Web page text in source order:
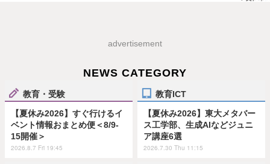
advertisement
NEWS CATEGORY
教育・受験
【夏休み2026】すぐ行けるイ
ベント情報おまとめ便＜8/9-
15開催＞
2026.8.7 Fri 19:45
教育ICT
【夏休み2026】東大メタバー
ス工学部、生成AIなどジュニ
ア講座6選
2026.7.30 Thu 11:15